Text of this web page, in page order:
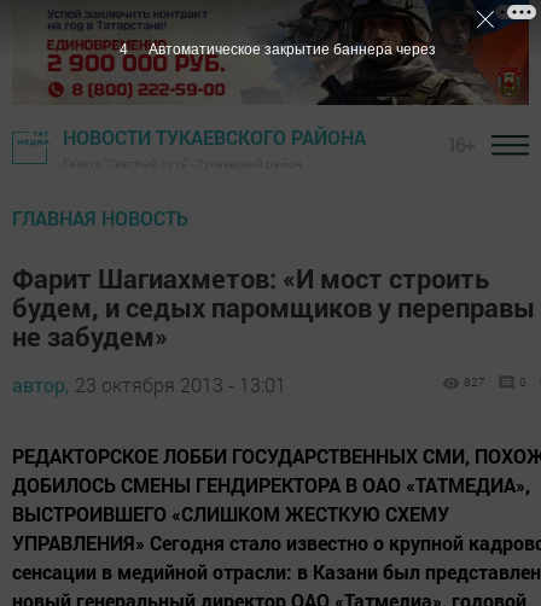
НОВОСТИ ТУКАЕВСКОГО РАЙОНА
ГЛАВНАЯ НОВОСТЬ
Фарит Шагиахметов: «И мост строить
будем, и седых паромщиков у переправы
не забудем»
автор, 23 октября 2013 - 13:01 827 0
РЕДАКТОРСКОЕ ЛОББИ ГОСУДАРСТВЕННЫХ СМИ,
ДОБИЛОСЬ СМЕНЫ ГЕНДИРЕКТОРА В ОАО «ТАТМЕДИА»,
ВЫСТРОИВШЕГО «СЛИШКОМ ЖЕСТКУЮ СХЕМУ
УПРАВЛЕНИЯ» Сегодня стало известно о крупной
сенсации в медийной отрасли: в Казани был представлен
3 Автоматическое закрытие баннера через